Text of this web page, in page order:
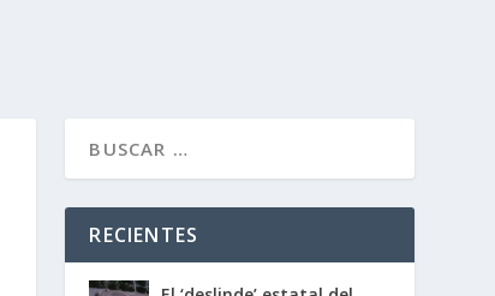
RECIENTES